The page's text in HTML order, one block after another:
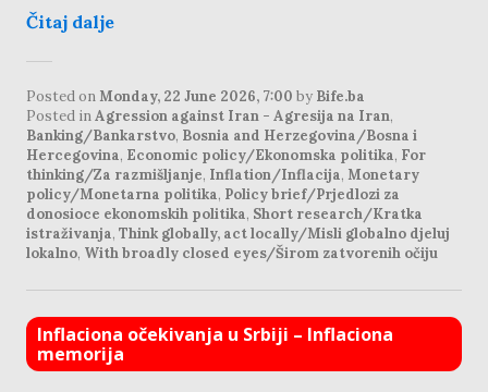
Čitaj dalje
Posted on Monday, 22 June 2026, 7:00 by Bife.ba
Posted inAgression against Iran - Agresija na Iran,
Banking/Bankarstvo, Bosnia and Herzegovina/Bosna i
Hercegovina, Economic policy/Ekonomska politika, For
thinking/Za razmišljanje, Inflation/Inflacija, Monetary
policy/Monetarna politika, Policy brief/Prjedlozi za
donosioce ekonomskih politika, Short research/Kratka
istraživanja, Think globally, act locally/Misli globalno djeluj
lokalno, With broadly closed eyes/Širom zatvorenih očiju
Inflaciona očekivanja u Srbiji – Inflaciona
memorija